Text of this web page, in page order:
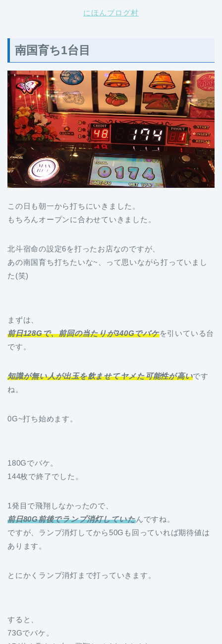
にほんブログ村
南国育ち1台目
この日も朝一から打ちにいきました。
もちろんオープンに合わせていきました。
北斗宿命の設定6を打ったお店なのですが、
あの南国育ち打ちたいな~、って思いながら打っていまし
た(笑)
まずは、
前日128Gで、前回の当たりが340Gでバケを引いている台
です。
知識が無い人が出玉を飲ませてヤメた可能性が高いです
ね。
0G~打ち始めます。
180Gでバケ。
144枚で終了でした。
1発目で飛翔しなかったので、
前日80G前後でランプ消灯していたんですね。
ですが、ランプ消灯してから50Gも回っていれば期待値は
あります。
とにかくランプ消灯まで打っていきます。
すると、
73Gでバケ。